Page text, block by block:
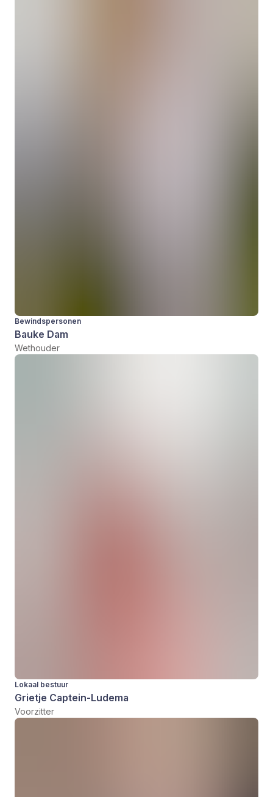
Bewindspersonen
Bauke Dam
Wethouder
Lokaal bestuur
Grietje Captein-Ludema
Voorzitter